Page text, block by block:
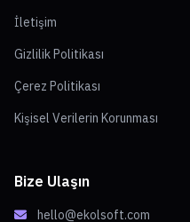
İletişim
Gizlilik Politikası
Çerez Politikası
Kişisel Verilerin Korunması
Bize Ulaşın
hello@ekolsoft.com